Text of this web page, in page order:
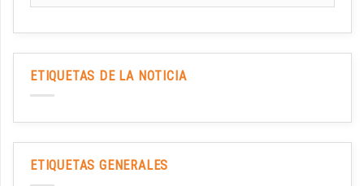
ETIQUETAS DE LA NOTICIA
ETIQUETAS GENERALES